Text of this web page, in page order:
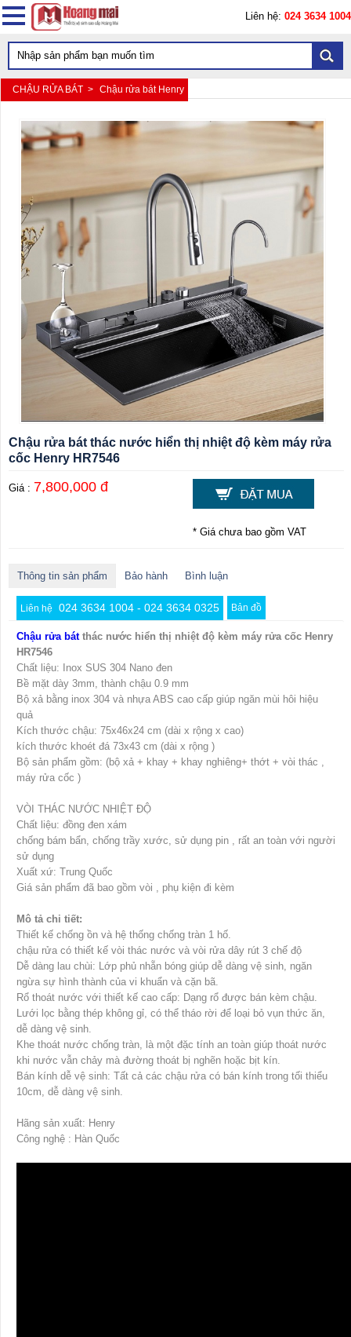
Liên hệ: 024 3634 1004
CHẬU RỬA BÁT > Chậu rửa bát Henry
Chậu rửa bát thác nước hiển thị nhiệt độ kèm máy rửa
cốc Henry HR7546
Giá : 7,800,000 đ
* Giá chưa bao gồm VAT
Thông tin sản phẩm Bảo hành Bình luận
Liên hệ 024 3634 1004 - 024 3634 0325 Bản đồ
Chậu rửa bátthác nước hiển thị nhiệt độ kèm máy rửa cốc Henry
HR7546
Chất liệu: Inox SUS 304 Nano đen
Bề mặt dày 3mm, thành chậu 0.9 mm
Bộ xả bằng inox 304 và nhựa ABS cao cấp giúp ngăn mùi hôi hiệu
quả
Kích thước chậu: 75x46x24 cm (dài x rộng x cao)
kích thước khoét đá 73x43 cm (dài x rộng )
Bộ sản phẩm gồm: (bộ xả + khay + khay nghiêng+ thớt + vòi thác ,
máy rửa cốc )
VÒI THÁC NƯỚC NHIỆT ĐỘ
Chất liệu: đồng đen xám
chống bám bẩn, chống trầy xước, sử dụng pin , rất an toàn với người
sử dụng
Xuất xứ: Trung Quốc
Giá sản phẩm đã bao gồm vòi , phụ kiện đi kèm
Mô tả chi tiết:
Thiết kế chống ồn và hệ thống chống tràn 1 hố.
chậu rửa có thiết kế vòi thác nước và vòi rửa dây rút 3 chế độ
Dễ dàng lau chùi: Lớp phủ nhẵn bóng giúp dễ dàng vệ sinh, ngăn
ngừa sự hình thành của vi khuẩn và cặn bã.
Rổ thoát nước với thiết kế cao cấp: Dạng rổ được bán kèm chậu.
Lưới lọc bằng thép không gỉ, có thể tháo rời để loại bỏ vụn thức ăn,
dễ dàng vệ sinh.
Khe thoát nước chống tràn, là một đặc tính an toàn giúp thoát nước
khi nước vẫn chảy mà đường thoát bị nghẽn hoặc bịt kín.
Bán kính dễ vệ sinh: Tất cả các chậu rửa có bán kính trong tối thiểu
10cm, dễ dàng vệ sinh.
Hãng sản xuất: Henry
Công nghệ : Hàn Quốc